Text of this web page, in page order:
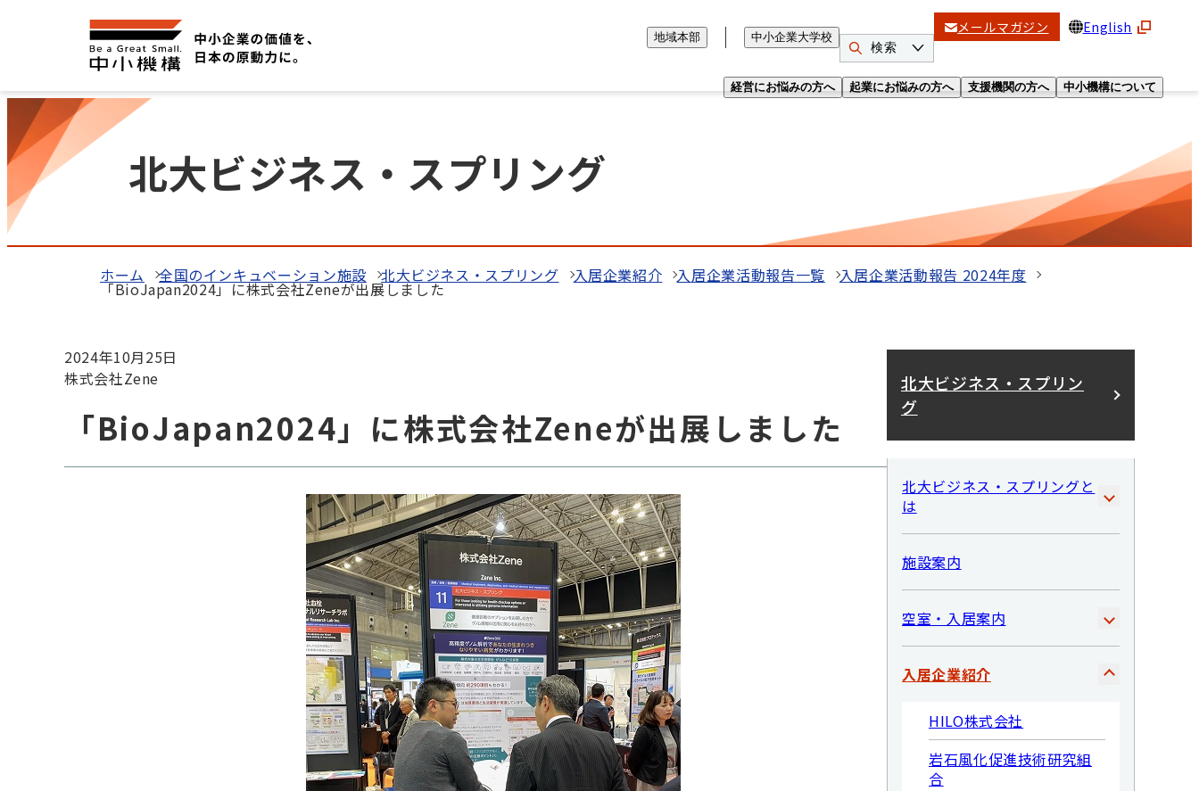
経営にお悩みの方へ 起業にお悩みの方へ 支援機関の方へ 中小機構について
地域本部 中小企業大学校
検索
メールマガジン English
北大ビジネス・スプリング
ホーム 全国のインキュベーション施設 北大ビジネス・スプリング 入居企業紹介 入居企業活動報告一覧 入居企業活動報告 2024年度
「BioJapan2024」に株式会社Zeneが出展しました
2024年10月25日
株式会社Zene
「BioJapan2024」に株式会社Zeneが出展しました
北大ビジネス・スプリン
グ
北大ビジネス・スプリングと
は
施設案内
空室・入居案内
入居企業紹介
HILO株式会社
岩石風化促進技術研究組
合